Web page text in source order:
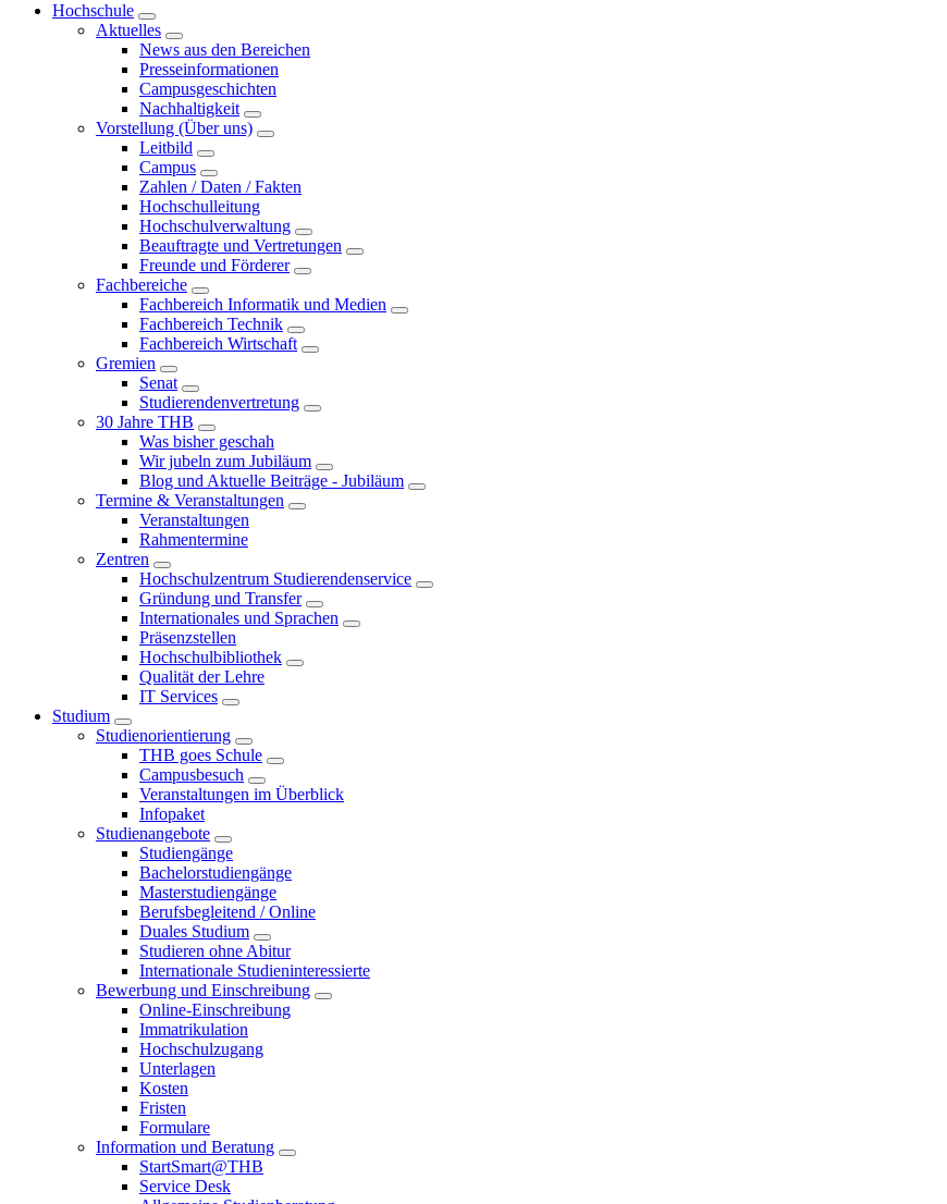
Hochschule
Aktuelles
News aus den Bereichen
Presseinformationen
Campusgeschichten
Nachhaltigkeit
Vorstellung (Über uns)
Leitbild
Campus
Zahlen / Daten / Fakten
Hochschulleitung
Hochschulverwaltung
Beauftragte und Vertretungen
Freunde und Förderer
Fachbereiche
Fachbereich Informatik und Medien
Fachbereich Technik
Fachbereich Wirtschaft
Gremien
Senat
Studierendenvertretung
30 Jahre THB
Was bisher geschah
Wir jubeln zum Jubiläum
Blog und Aktuelle Beiträge - Jubiläum
Termine & Veranstaltungen
Veranstaltungen
Rahmentermine
Zentren
Hochschulzentrum Studierendenservice
Gründung und Transfer
Internationales und Sprachen
Präsenzstellen
Hochschulbibliothek
Qualität der Lehre
IT Services
Studium
Studienorientierung
THB goes Schule
Campusbesuch
Veranstaltungen im Überblick
Infopaket
Studienangebote
Studiengänge
Bachelorstudiengänge
Masterstudiengänge
Berufsbegleitend / Online
Duales Studium
Studieren ohne Abitur
Internationale Studieninteressierte
Bewerbung und Einschreibung
Online-Einschreibung
Immatrikulation
Hochschulzugang
Unterlagen
Kosten
Fristen
Formulare
Information und Beratung
StartSmart@THB
Service Desk